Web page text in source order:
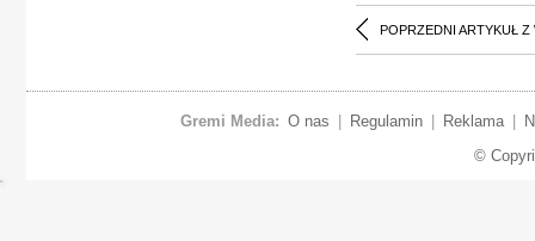
POPRZEDNI ARTYKUŁ Z
Gremi Media: O nas Regulamin Reklama
©